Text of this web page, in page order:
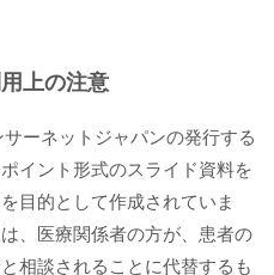
上の注意
ーネットジャパンの発行する
イント形式のスライド資料を
目的として作成されていま
、医療関係者の方が、患者の
相談されることに代替するも